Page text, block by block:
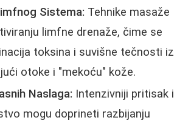
Sistema: Tehnike masaže
limfne drenaže, čime se
toksina i suvišne tečnosti iz
otoke i "mekoću" kože.
Naslaga: Intenzivniji pritisak i
mogu doprineti razbijanju